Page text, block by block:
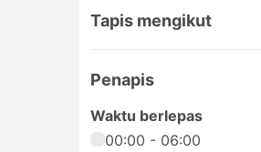
Tapis mengikut
Penapis
Waktu berlepas
00:00 - 06:00